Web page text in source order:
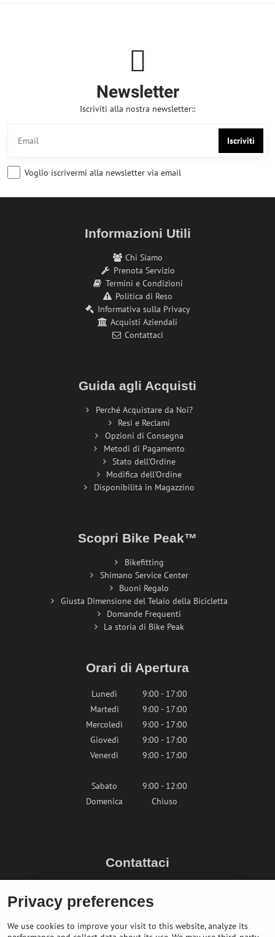
Newsletter
Iscriviti alla nostra newsletter::
Iscriviti
Voglio iscrivermi alla newsletter via email
Informazioni Utili
Chi Siamo
Prenota Servizio
Termini e Condizioni
Politica di Reso
Informativa sulla Privacy
Acquisti Aziendali
Contattaci
Guida agli Acquisti
Perché Acquistare da Noi?
Resi e Reclami
Opzioni di Consegna
Metodi di Pagamento
Stato dell'Ordine
Modifica dell'Ordine
Disponibilità in Magazzino
Scopri Bike Peak™
Bikefitting
Shimano Service Center
Buoni Regalo
Giusta Dimensione del Telaio della Bicicletta
Domande Frequenti
La storia di Bike Peak
Orari di Apertura
Lunedì
9:00 - 17:00
Martedì
9:00 - 17:00
Mercoledì
9:00 - 17:00
Giovedì
9:00 - 17:00
Venerdì
9:00 - 17:00
Sabato
9:00 - 12:00
Domenica
Chiuso
Contattaci
+436764858804 (AT)
Privacy preferences
We use cookies to improve your visit to this website, analyze its